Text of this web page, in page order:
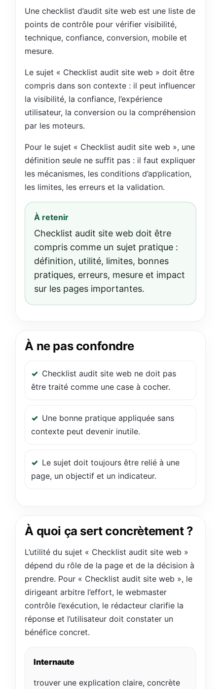
Une checklist d’audit site web est une liste de
points de contrôle pour vérifier visibilité,
technique, confiance, conversion, mobile et
mesure.
Le sujet « Checklist audit site web » doit être
compris dans son contexte : il peut influencer
la visibilité, la confiance, l’expérience
utilisateur, la conversion ou la compréhension
par les moteurs.
Pour le sujet « Checklist audit site web », une
définition seule ne suffit pas : il faut expliquer
les mécanismes, les conditions d’application,
les limites, les erreurs et la validation.
À retenir
Checklist audit site web doit être
compris comme un sujet pratique :
définition, utilité, limites, bonnes
pratiques, erreurs, mesure et impact
sur les pages importantes.
À ne pas confondre
Checklist audit site web ne doit pas
être traité comme une case à cocher.
Une bonne pratique appliquée sans
contexte peut devenir inutile.
Le sujet doit toujours être relié à une
page, un objectif et un indicateur.
À quoi ça sert concrètement ?
L’utilité du sujet « Checklist audit site web »
dépend du rôle de la page et de la décision à
prendre. Pour « Checklist audit site web », le
dirigeant arbitre l’effort, le webmaster
contrôle l’exécution, le rédacteur clarifie la
réponse et l’utilisateur doit constater un
bénéfice concret.
Internaute
trouver une explication claire, concrète